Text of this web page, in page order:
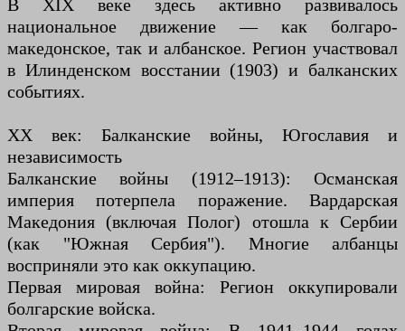
В XIX веке здесь активно развивалось
национальное движение — как болгаро-
македонское, так и албанское. Регион участвовал
в Илинденском восстании (1903) и балканских
событиях.
XX век: Балканские войны, Югославия и
независимость
Балканские войны (1912–1913): Османская
империя потерпела поражение. Вардарская
Македония (включая Полог) отошла к Сербии
(как "Южная Сербия"). Многие албанцы
восприняли это как оккупацию.
Первая мировая война: Регион оккупировали
болгарские войска.